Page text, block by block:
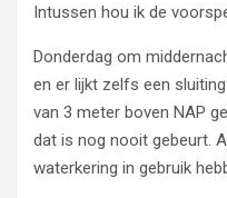
Intussen hou ik de
Donderdag om
en er lijkt zelfs een
van 3 meter boven NAP
dat is nog nooit gebeurt.
waterkering in gebruik